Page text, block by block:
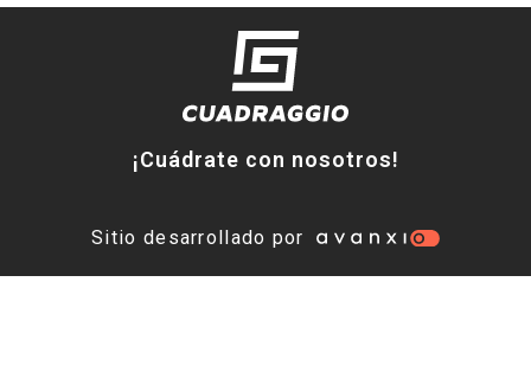
¡Cuádrate con nosotros!
Sitio desarrollado por